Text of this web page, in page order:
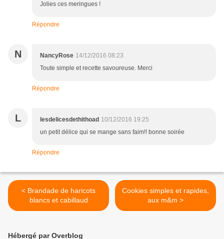
Jolies ces meringues !
Répondre
N NancyRose 14/12/2016 08:23
Toute simple et recette savoureuse. Merci
Répondre
L lesdelicesdethithoad 10/12/2016 19:25
un petit délice qui se mange sans faim!! bonne soirée
Répondre
< Brandade de haricots
blancs et cabillaud
Cookies simples et rapides,
aux m&m >
Hébergé par Overblog